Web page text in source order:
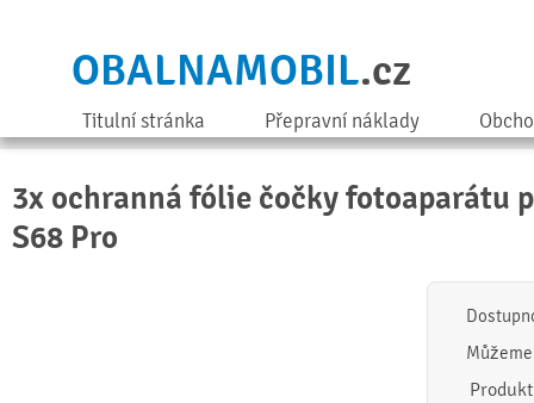
OBALNAMOBIL.cz
Titulní stránka Přepravní náklady
3x ochranná fólie čočky fotoaparátu
S68 Pro